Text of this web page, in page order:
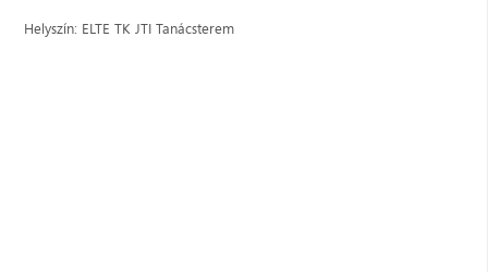
Helyszín: ELTE TK JTI Tanácsterem